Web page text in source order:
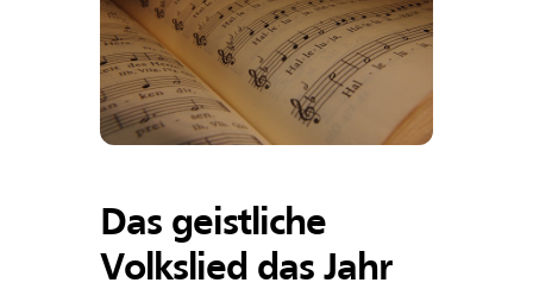
Das geistliche
Volkslied das Jahr